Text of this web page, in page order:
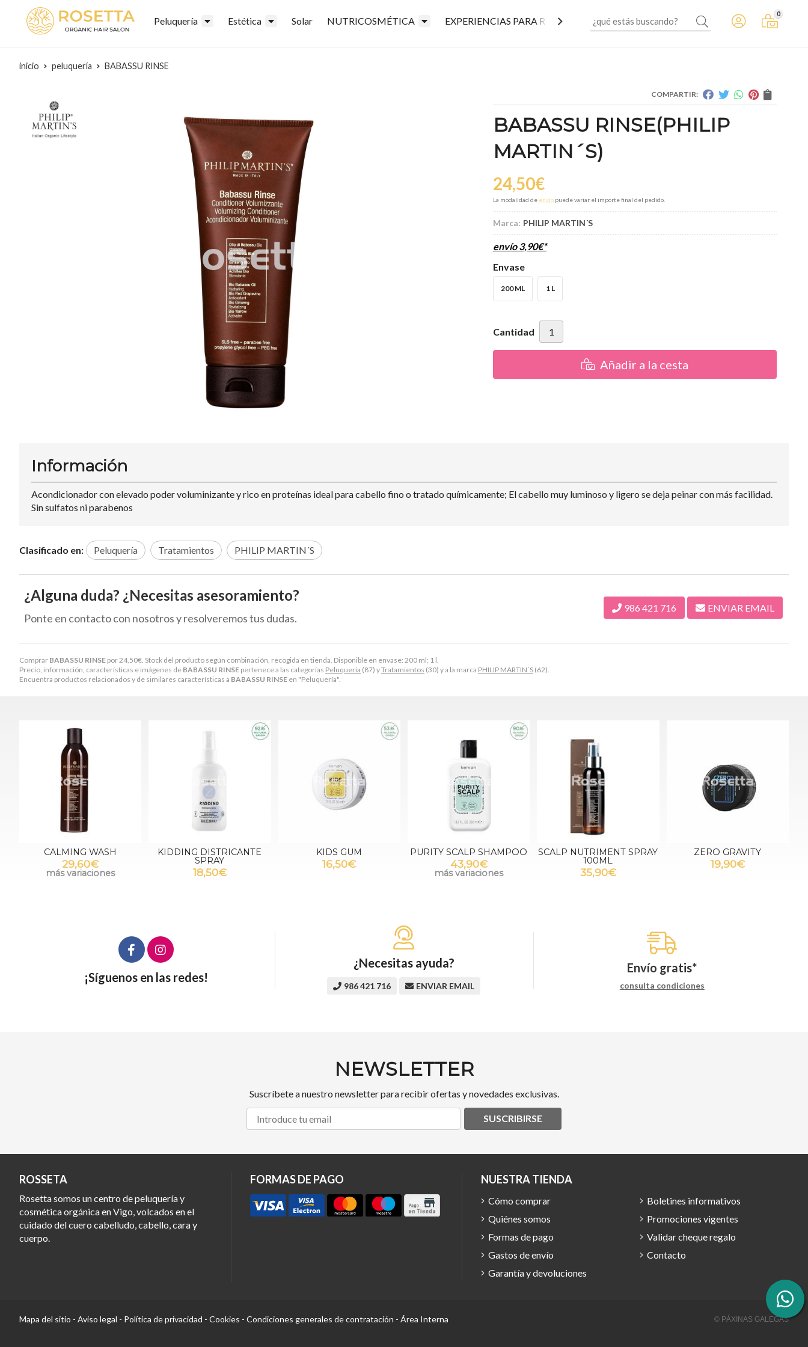
Peluquería Estética Solar NUTRICOSMÉTICA EXPERIENCIAS PARA REGALAR
0
inicio peluquería BABASSU RINSE
COMPARTIR:
BABASSU RINSE(PHILIP
MARTIN´S)
24,50€
La modalidad de envío puede variar el importe final del pedido.
Marca: PHILIP MARTIN´S
envío3,90€*
Envase
200 ML 1 L
Cantidad
Añadir a la cesta
Comprar BABASSU RINSE por24,50€. Stock del producto según combinación, recogida en tienda. Disponible en envase: 200 ml; 1 l.
Precio, información, características e imágenes de BABASSU RINSE pertenece a las categorías Peluquería (87) yTratamientos (30) y a la marca PHILIP MARTIN´S (62).
Encuentra productos relacionados y de similares características a BABASSU RINSE en "Peluquería".
Información
Acondicionador con elevado poder voluminizante y rico en proteínas ideal para cabello fino o tratado químicamente; El cabello muy luminoso y ligero se deja peinar con más facilidad.
Sin sulfatos ni parabenos
Clasificado en: Peluquería Tratamientos PHILIP MARTIN´S
¿Alguna duda? ¿Necesitas asesoramiento?
Ponte en contacto con nosotros y resolveremos tus dudas.
986 421 716 ENVIAR EMAIL
CALMING WASH
29,60€
más variaciones
KIDDING DISTRICANTE
SPRAY
18,50€
KIDS GUM
16,50€
PURITY SCALP SHAMPOO
43,90€
más variaciones
SCALP NUTRIMENT SPRAY
100ML
35,90€
ZERO GRAVITY
19,90€
¡Síguenos en las redes!
¿Necesitas ayuda?
986 421 716 ENVIAR EMAIL
Envío gratis*
consulta condiciones
NEWSLETTER
Suscríbete a nuestro newsletter para recibir ofertas y novedades exclusivas.
SUSCRIBIRSE
ROSSETA
Rosetta somos un centro de peluquería y
cosmética orgánica en Vigo, volcados en el
cuidado del cuero cabelludo, cabello, cara y
cuerpo.
FORMAS DE PAGO NUESTRA TIENDA
Cómo comprar
Quiénes somos
Formas de pago
Gastos de envío
Garantía y devoluciones
Boletines informativos
Promociones vigentes
Validar cheque regalo
Contacto
Mapa del sitio - Aviso legal - Política de privacidad - Cookies - Condiciones generales de contratación - Área Interna © PÁXINAS GALEGAS